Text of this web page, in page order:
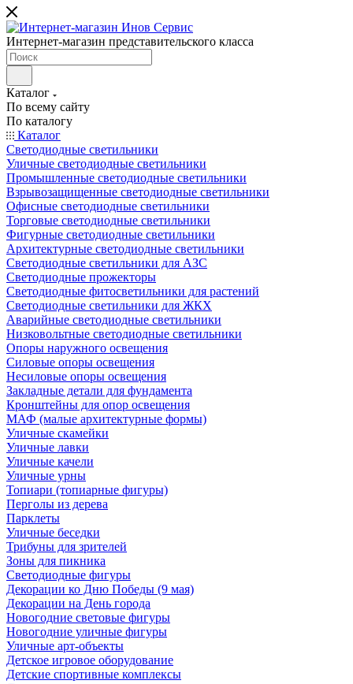
Интернет-магазин представительского класса
Каталог
По всему сайту
По каталогу
Каталог
Светодиодные светильники
Уличные светодиодные светильники
Промышленные светодиодные светильники
Взрывозащищенные светодиодные светильники
Офисные светодиодные светильники
Торговые светодиодные светильники
Фигурные светодиодные светильники
Архитектурные светодиодные светильники
Светодиодные светильники для АЗС
Светодиодные прожекторы
Светодиодные фитосветильники для растений
Светодиодные светильники для ЖКХ
Аварийные светодиодные светильники
Низковольтные светодиодные светильники
Опоры наружного освещения
Силовые опоры освещения
Несиловые опоры освещения
Закладные детали для фундамента
Кронштейны для опор освещения
МАФ (малые архитектурные формы)
Уличные скамейки
Уличные лавки
Уличные качели
Уличные урны
Топиари (топиарные фигуры)
Перголы из дерева
Парклеты
Уличные беседки
Трибуны для зрителей
Зоны для пикника
Светодиодные фигуры
Декорации ко Дню Победы (9 мая)
Декорации на День города
Новогодние световые фигуры
Новогодние уличные фигуры
Уличные арт-объекты
Детское игровое оборудование
Детские спортивные комплексы